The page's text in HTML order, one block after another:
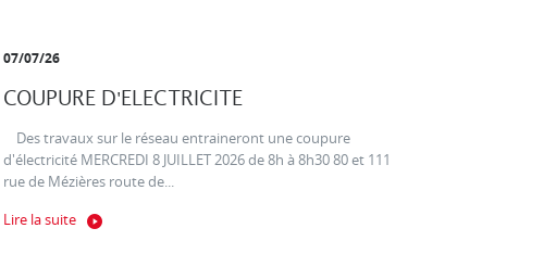
07/07/26
COUPURE D'ELECTRICITE
Des travaux sur le réseau entraineront une coupure
d'électricité MERCREDI 8 JUILLET 2026 de 8h à 8h30 80 et 111
rue de Mézières route de...
Lire la suite